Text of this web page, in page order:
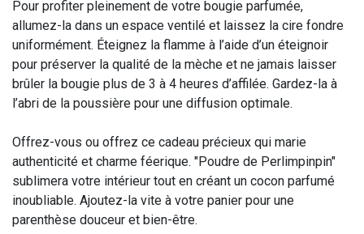
Pour profiter pleinement de votre bougie parfumée,
allumez-la dans un espace ventilé et laissez la cire fondre
uniformément. Éteignez la flamme à l’aide d’un éteignoir
pour préserver la qualité de la mèche et ne jamais laisser
brûler la bougie plus de 3 à 4 heures d’affilée. Gardez-la à
l’abri de la poussière pour une diffusion optimale.
Offrez-vous ou offrez ce cadeau précieux qui marie
authenticité et charme féerique. "Poudre de Perlimpinpin"
sublimera votre intérieur tout en créant un cocon parfumé
inoubliable. Ajoutez-la vite à votre panier pour une
parenthèse douceur et bien-être.